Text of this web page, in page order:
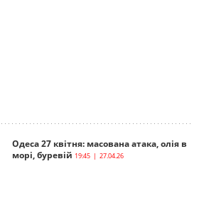
Одеса 27 квітня: масована атака, олія в
морі, буревій 19:45 | 27.04.26